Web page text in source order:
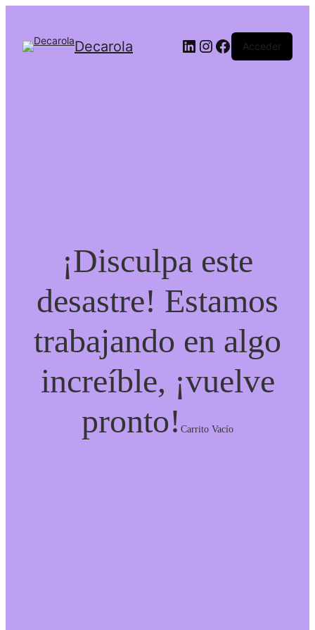
Decarola LinkedIn
Instagram
Facebook
Acceder
¡Disculpa este
desastre! Estamos
trabajando en algo
increíble, ¡vuelve
pronto!